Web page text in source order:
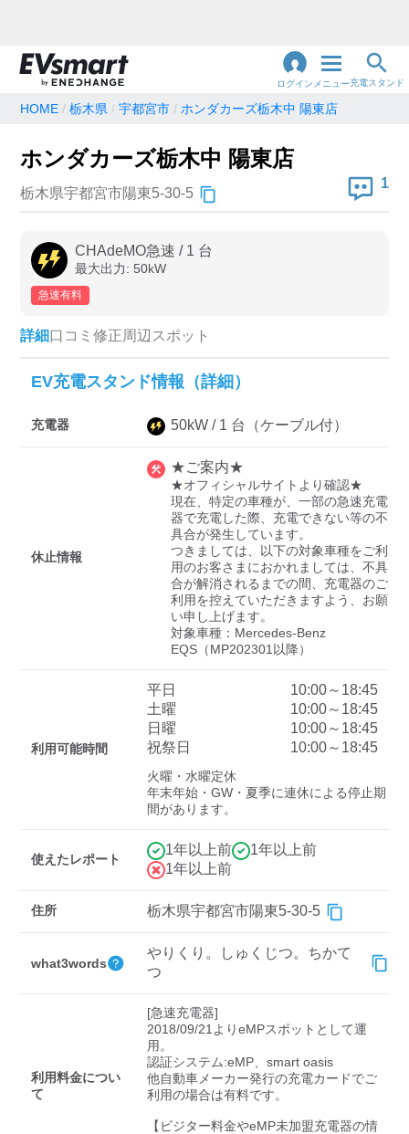
ログイン メニュー充電スタンド
地名・観光スポット・住所で検索
充電器の種類
急速充電器のみ表示
高速道路上のみ表示
認証システム
三菱ディーラーを表示
日産ディーラーを表示
トヨタディーラーを表
示
中速-20kW-以上 急速-44kW-以上
検索する
HOME 栃木県 宇都宮市 ホンダカーズ栃木中 陽東店
ホンダカーズ栃木中 陽東店
栃木県宇都宮市陽東5-30-5
1
CHAdeMO急速 / 1 台
最大出力: 50kW
急速有料
詳細口コミ 修正周辺スポット
EV充電スタンド情報（詳細）
充電器 50kW / 1 台 （ケーブル付）
休止情報
★ご案内★
★オフィシャルサイトより確認★
現在、特定の車種が、一部の急速充電
器で充電した際、充電できない等の不
具合が発生しています。
つきましては、以下の対象車種をご利
用のお客さまにおかれましては、不具
合が解消されるまでの間、充電器のご
利用を控えていただきますよう、お願
い申し上げます。
対象車種：Mercedes-Benz
EQS（MP202301以降）
利用可能時間
平日
10:00～18:45
土曜
10:00～18:45
日曜
10:00～18:45
祝祭日
10:00～18:45
火曜・水曜定休
年末年始・GW・夏季に連休による停止期
間があります。
使えたレポート
1年以上前
1年以上前
1年以上前
住所 栃木県宇都宮市陽東5-30-5
what3words
やりくり。しゅくじつ。ちかて
つ
利用料金につい
て
[急速充電器]
2018/09/21よりeMPスポットとして運
用。
認証システム:eMP、smart oasis
他自動車メーカー発行の充電カードでご
利用の場合は有料です。
【ビジター料金やeMP未加盟充電器の情